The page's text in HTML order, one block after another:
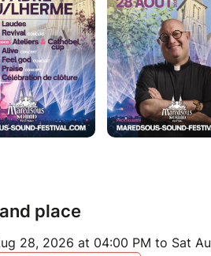
place
28, 2026 at 04:00 PM to Sat